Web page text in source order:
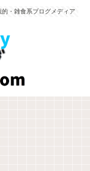
・雑食系ブログメディア